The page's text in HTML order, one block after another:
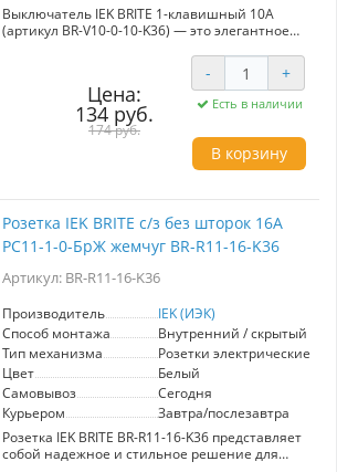
Выключатель IEK BRITE 1-клавишный 10А
(артикул BR-V10-0-10-K36) — это элегантное
Изготовленный в стиле премиум, он сочетает
в себе привлекательный цвет жемчуг и
высококачественные материалы, что
обеспечивает долговечность и надежность в
эксплуатации. Продукты серии "BRITE" от
проверенного производителя IEK предлагают
оптимальное сочетание дизайна и
подходит как для жилых, так и для
коммерческих помещений, позволяя создать
гармоничное пространство. Выключатель
легко вписывается в различные стили
С ним вы сможете эффективно решать задачи
безопасность и удобство в использовании.
Цена:
134 руб.
174 руб.
- +
Есть в наличии
В корзину
Розетка IEK BRITE с/з без шторок 16А
РС11-1-0-БрЖ жемчуг BR-R11-16-K36
Артикул: BR-R11-16-K36
Производитель
IEK (ИЭК)
Способ монтажа
Внутренний / скрытый
Тип механизма
Розетки электрические
Цвет
Белый
Самовывоз
Сегодня
Курьером
Завтра/послезавтра
Розетка IEK BRITE BR-R11-16-K36 представляет
собой надежное и стильное решение для